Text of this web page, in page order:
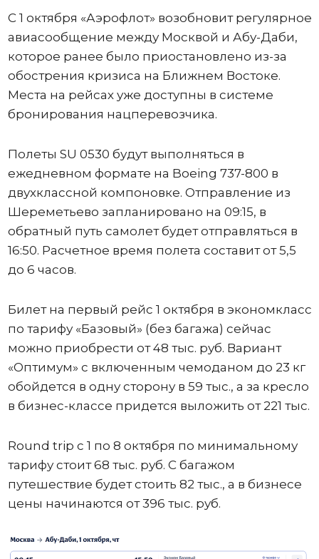
С 1 октября «Аэрофлот» возобновит регулярное
авиасообщение между Москвой и Абу-Даби,
которое ранее было приостановлено из-за
обострения кризиса на Ближнем Востоке.
Места на рейсах уже доступны в системе
бронирования нацперевозчика.
Полеты SU 0530 будут выполняться в
ежедневном формате на Boeing 737-800 в
двухклассной компоновке. Отправление из
Шереметьево запланировано на 09:15, в
обратный путь самолет будет отправляться в
16:50. Расчетное время полета составит от 5,5
до 6 часов.
Билет на первый рейс 1 октября в экономкласс
по тарифу «Базовый» (без багажа) сейчас
можно приобрести от 48 тыс. руб. Вариант
«Оптимум» с включенным чемоданом до 23 кг
обойдется в одну сторону в 59 тыс., а за кресло
в бизнес-классе придется выложить от 221 тыс.
Round trip с 1 по 8 октября по минимальному
тарифу стоит 68 тыс. руб. С багажом
путешествие будет стоить 82 тыс., а в бизнесе
цены начинаются от 396 тыс. руб.